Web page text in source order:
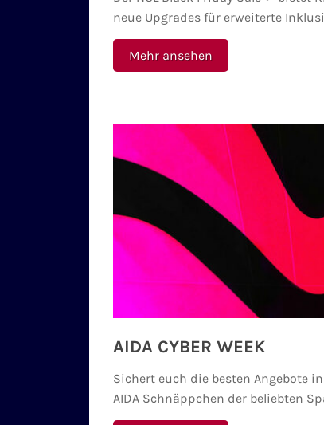
neue Upgrades für erweiterte
Mehr ansehen
AIDA CYBER WEEK
Sichert euch die besten Angebote
AIDA Schnäppchen der beliebten